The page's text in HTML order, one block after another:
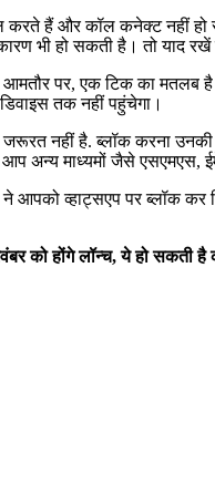
हैं और कॉल कनेक्ट नहीं
भी हो सकती है। तो याद
पर, एक टिक का मतलब है
तक नहीं पहुंचेगा।
नहीं है. ब्लॉक करना
अन्य माध्यमों जैसे एसएमएस,
आपको व्हाट्सएप पर ब्लॉक
को होंगे लॉन्च, ये हो सकती है